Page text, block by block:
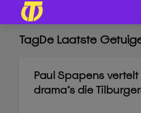
TagDe Laatste
Paul Spapens
drama’s die